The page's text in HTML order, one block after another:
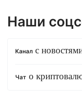
Наши
Канал с
Чат о